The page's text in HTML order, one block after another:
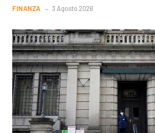
FINANZA 3 Agosto 2026